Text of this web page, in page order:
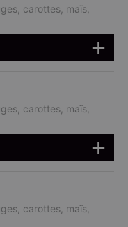
carottes, maïs,
carottes, maïs,
carottes, maïs,